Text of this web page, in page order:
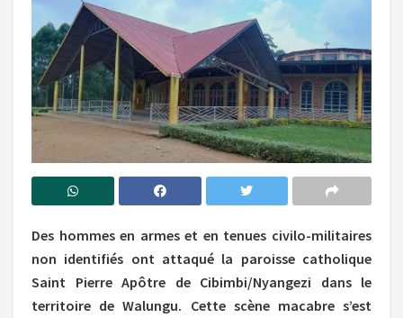
Des hommes en armes et en tenues civilo-militaires
non identifiés ont attaqué la paroisse catholique
Saint Pierre Apôtre de Cibimbi/Nyangezi dans le
territoire de Walungu. Cette scène macabre s’est